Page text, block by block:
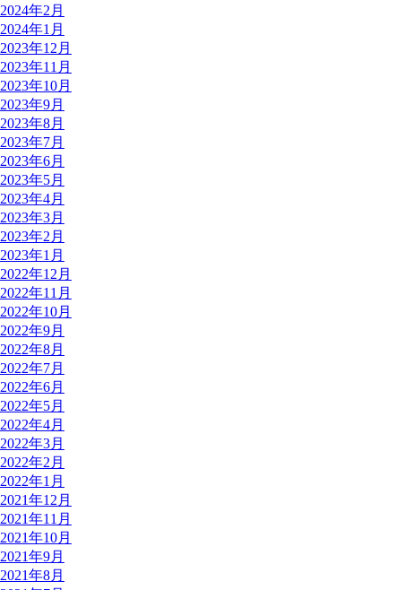
2024年2月
2024年1月
2023年12月
2023年11月
2023年10月
2023年9月
2023年8月
2023年7月
2023年6月
2023年5月
2023年4月
2023年3月
2023年2月
2023年1月
2022年12月
2022年11月
2022年10月
2022年9月
2022年8月
2022年7月
2022年6月
2022年5月
2022年4月
2022年3月
2022年2月
2022年1月
2021年12月
2021年11月
2021年10月
2021年9月
2021年8月